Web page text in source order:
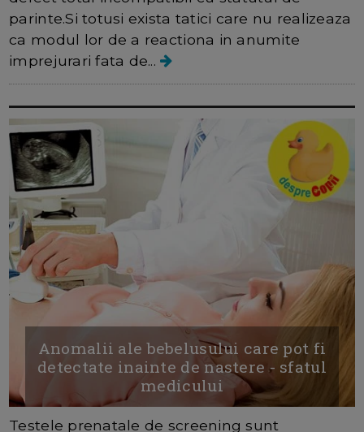
parinte.Si totusi exista tatici care nu realizeaza
ca modul lor de a reactiona in anumite
imprejurari fata de...
Anomalii ale bebelusului care pot fi
detectate inainte de nastere - sfatul
medicului
Testele prenatale de screening sunt